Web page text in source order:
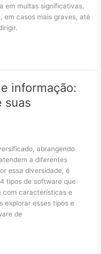
em multas significativas,
em casos mais graves, até
informação:
suas
abrangendo
a diferentes
essa diversidade, é
tipos de software que
com características e
explorar esses tipos e
de